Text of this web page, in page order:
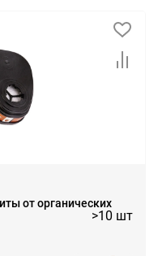
от органических
>10 шт